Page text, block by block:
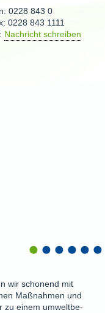
0228 843 0
0228 843 1111
Nachricht schreiben
wir schonend mit
Maßnahmen und
zu einem umwelt­be­